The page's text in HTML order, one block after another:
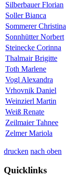
Silberbauer Florian
Soller Bianca
Sommerer Christina
Sonnhütter Norbert
Steinecke Corinna
Thalmair Brigitte
Toth Marlene
Vogl Alexandra
Vrhovnik Daniel
Weinzierl Martin
Weiß Renate
Zeilmaier Tahnee
Zelmer Mariola
drucken nach oben
Quicklinks